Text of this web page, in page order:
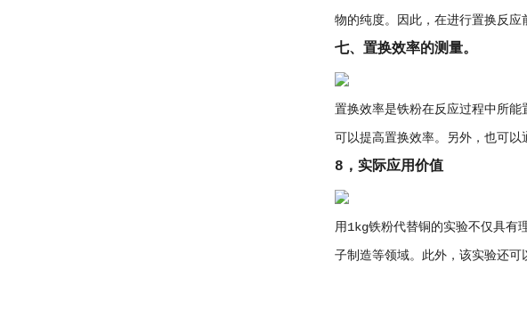
物的纯度。因此，在进行置换反应
七、置换效率的测量。
置换效率是铁粉在反应过程中所
可以提高置换效率。另外，也可以
8，实际应用价值
用1kg铁粉代替铜的实验不仅具有
子制造等领域。此外，该实验还可